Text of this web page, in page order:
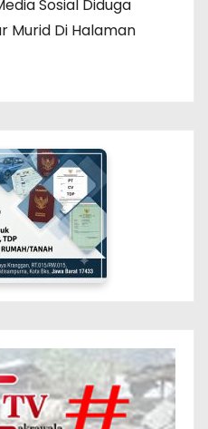
Sosial Diduga
Murid Di Halaman